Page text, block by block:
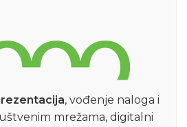
, vođenje naloga i
mrežama, digitalni